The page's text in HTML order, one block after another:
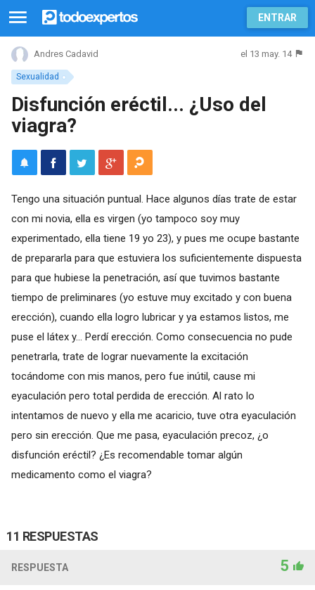
ENTRAR
Sexualidad
Andres Cadavid el 13 may. 14
Disfunción eréctil... ¿Uso del
viagra?
Tengo una situación puntual. Hace algunos días trate de estar
con mi novia, ella es virgen (yo tampoco soy muy
experimentado, ella tiene 19 yo 23), y pues me ocupe bastante
de prepararla para que estuviera los suficientemente dispuesta
para que hubiese la penetración, así que tuvimos bastante
tiempo de preliminares (yo estuve muy excitado y con buena
erección), cuando ella logro lubricar y ya estamos listos, me
puse el látex y... Perdí erección. Como consecuencia no pude
penetrarla, trate de lograr nuevamente la excitación
tocándome con mis manos, pero fue inútil, cause mi
eyaculación pero total perdida de erección. Al rato lo
intentamos de nuevo y ella me acaricio, tuve otra eyaculación
pero sin erección. Que me pasa, eyaculación precoz, ¿o
disfunción eréctil? ¿Es recomendable tomar algún
medicamento como el viagra?
11 RESPUESTAS
RESPUESTA 5